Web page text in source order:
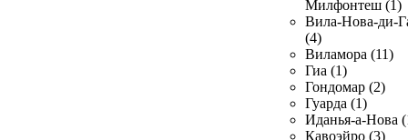
Милфонтеш (1)
Вила-Нова-ди-
(4)
Виламора (11)
Гиа (1)
Гондомар (2)
Гуарда (1)
Иданья-а-Нова
Кавоэйро (3)